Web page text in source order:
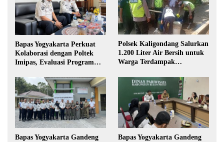
Bapas Yogyakarta Perkuat
Kolaborasi dengan Poltek
Imipas, Evaluasi Program
Polsek Kaligondang Salurkan
1.200 Liter Air Bersih untuk
Warga Terdampak
Bapas Yogyakarta Gandeng
Bapas Yogyakarta Gandeng